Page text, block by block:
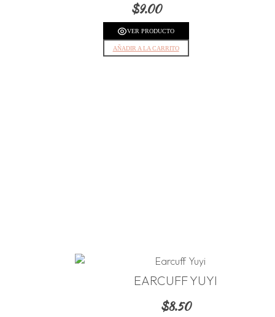
$9.00
VER PRODUCTO
AÑADIR A LA CARRITO
EARCUFF YUYI
$8.50